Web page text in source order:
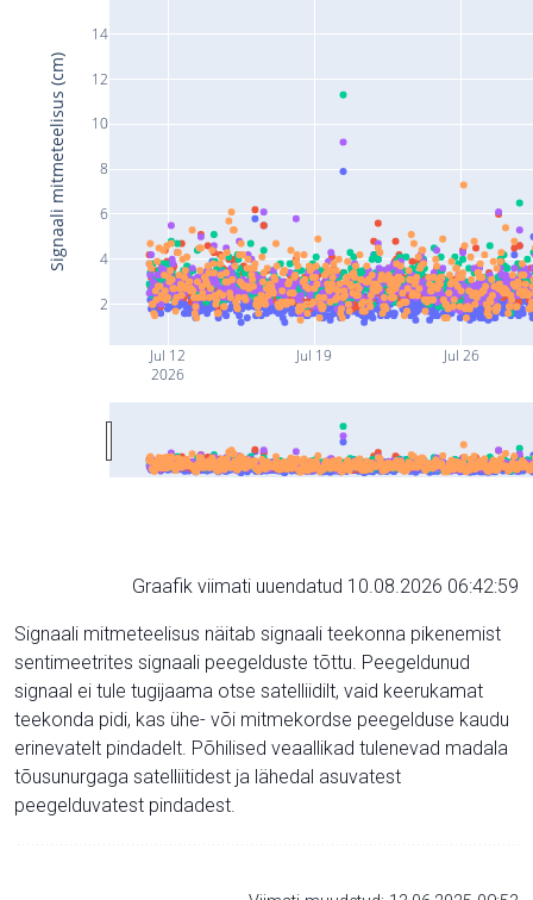
Jul 12
2026
Jul 19 Jul 26
2
4
6
8
10
12
14
Signaali mitmeteelisus (cm)
Graafik viimati uuendatud 10.08.2026 06:42:59
Signaali mitmeteelisus näitab signaali teekonna pikenemist
sentimeetrites signaali peegelduste tõttu. Peegeldunud
signaal ei tule tugijaama otse satelliidilt, vaid keerukamat
teekonda pidi, kas ühe- või mitmekordse peegelduse kaudu
erinevatelt pindadelt. Põhilised veaallikad tulenevad madala
tõusunurgaga satelliitidest ja lähedal asuvatest
peegelduvatest pindadest.